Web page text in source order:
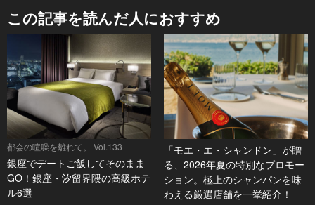
この記事を読んだ人におすすめ
都会の喧噪を離れて。 Vol.133
銀座でデートご飯してそのまま
GO！銀座・汐留界隈の高級ホテ
ル6選
「モエ・エ・シャンドン」が贈
る、2026年夏の特別なプロモー
ション。極上のシャンパンを味
わえる厳選店舗を一挙紹介！